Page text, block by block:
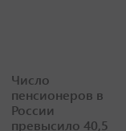
Число
пенсионеров в
России
превысило 40,5